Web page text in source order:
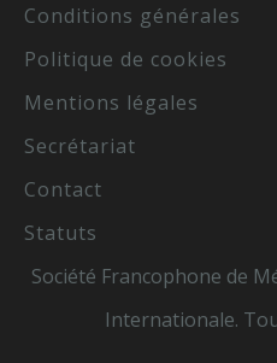
Conditions générales
Politique de cookies
Mentions légales
Secrétariat
Contact
Statuts
Société Francophone de
Internationale.